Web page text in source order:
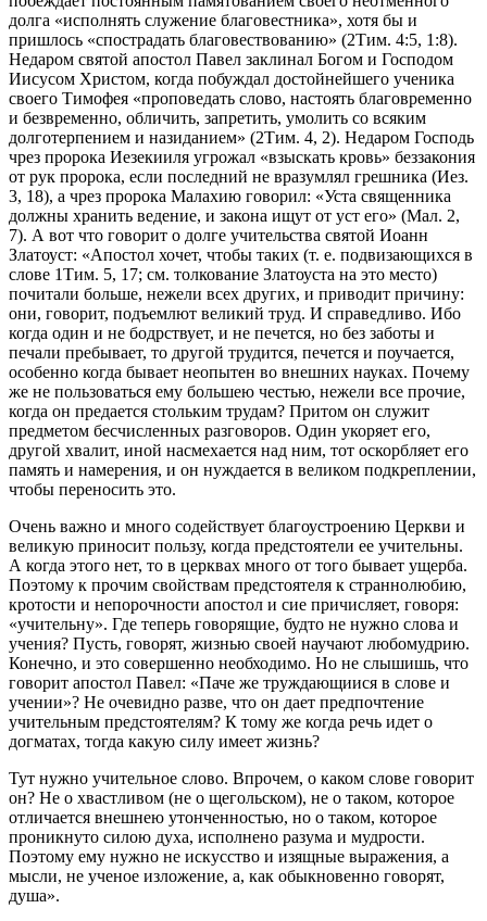
долга «исполнять служение благовестника», хотя бы и
пришлось «спострадать благовествованию» (2Тим. 4:5, 1:8).
Недаром святой апостол Павел заклинал Богом и Господом
Иисусом Христом, когда побуждал достойнейшего ученика
своего Тимофея «проповедать слово, настоять благовременно
и безвременно, обличить, запретить, умолить со всяким
долготерпением и назиданием» (2Тим. 4, 2). Недаром Господь
чрез пророка Иезекииля угрожал «взыскать кровь» беззакония
от рук пророка, если последний не вразумлял грешника (Иез.
3, 18), а чрез пророка Малахию говорил: «Уста священника
должны хранить ведение, и закона ищут от уст его» (Мал. 2,
7). А вот что говорит о долге учительства святой Иоанн
Златоуст: «Апостол хочет, чтобы таких (т. е. подвизающихся в
слове 1Тим. 5, 17; см. толкование Златоуста на это место)
почитали больше, нежели всех других, и приводит причину:
они, говорит, подъемлют великий труд. И справедливо. Ибо
когда один и не бодрствует, и не печется, но без заботы и
печали пребывает, то другой трудится, печется и поучается,
особенно когда бывает неопытен во внешних науках. Почему
же не пользоваться ему большею честью, нежели все прочие,
когда он предается стольким трудам? Притом он служит
предметом бесчисленных разговоров. Один укоряет его,
другой хвалит, иной насмехается над ним, тот оскорбляет его
память и намерения, и он нуждается в великом подкреплении,
чтобы переносить это.
Очень важно и много содействует благоустроению Церкви и
великую приносит пользу, когда предстоятели ее учительны.
А когда этого нет, то в церквах много от того бывает ущерба.
Поэтому к прочим свойствам предстоятеля к страннолюбию,
кротости и непорочности апостол и сие причисляет, говоря:
«учительну». Где теперь говорящие, будто не нужно слова и
учения? Пусть, говорят, жизнью своей научают любомудрию.
Конечно, и это совершенно необходимо. Но не слышишь, что
говорит апостол Павел: «Паче же труждающиися в слове и
учении»? Не очевидно разве, что он дает предпочтение
учительным предстоятелям? К тому же когда речь идет о
догматах, тогда какую силу имеет жизнь?
Тут нужно учительное слово. Впрочем, о каком слове говорит
он? Не о хвастливом (не о щегольском), не о таком, которое
отличается внешнею утонченностью, но о таком, которое
проникнуто силою духа, исполнено разума и мудрости.
Поэтому ему нужно не искусство и изящные выражения, а
мысли, не ученое изложение, а, как обыкновенно говорят,
душа».